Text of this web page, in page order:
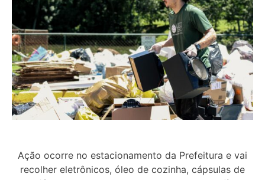
Ação ocorre no estacionamento da Prefeitura e vai
recolher eletrônicos, óleo de cozinha, cápsulas de